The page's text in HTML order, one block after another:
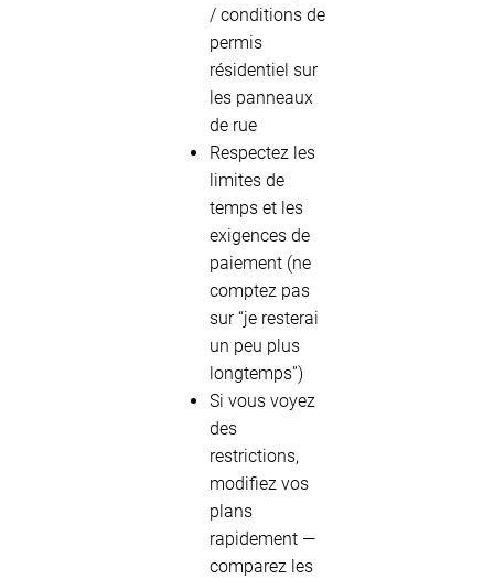
/ conditions de
permis
résidentiel sur
les panneaux
de rue
Respectez les
limites de
temps et les
exigences de
paiement (ne
comptez pas
sur “je resterai
un peu plus
longtemps”)
Si vous voyez
des
restrictions,
modifiez vos
plans
rapidement —
comparez les